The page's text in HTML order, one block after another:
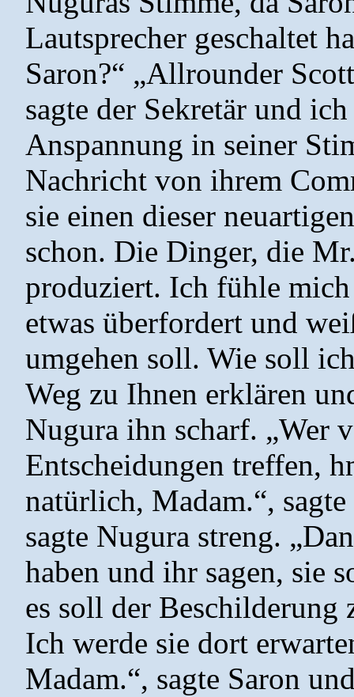
Lautsprecher geschaltet
Saron?“ „Allrounder
sagte der Sekretär und
Anspannung in seiner
Nachricht von ihrem
sie einen dieser
schon. Die Dinger, die
produziert. Ich fühle
etwas überfordert und
umgehen soll. Wie soll
Weg zu Ihnen erklären
Nugura ihn scharf. „Wer
Entscheidungen treffen,
natürlich, Madam.“,
sagte Nugura streng.
haben und ihr sagen, sie
es soll der
Ich werde sie dort
Madam.“, sagte Saron